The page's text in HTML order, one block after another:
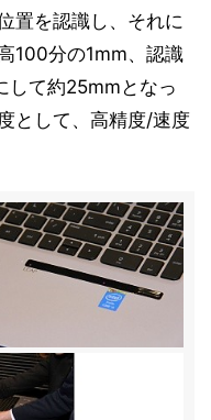
置を認識し、それに
100分の1mm、認識
して約25mmとなっ
として、高精度/速度